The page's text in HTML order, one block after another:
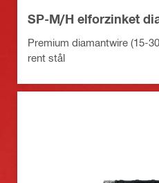
SP-M/H elforzinket
Premium diamantwire (15-
rent stål